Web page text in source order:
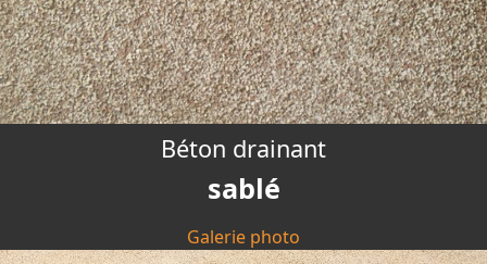
Béton drainant
sablé
Galerie photo